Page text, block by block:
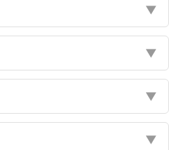
▼
▼
▼
▼